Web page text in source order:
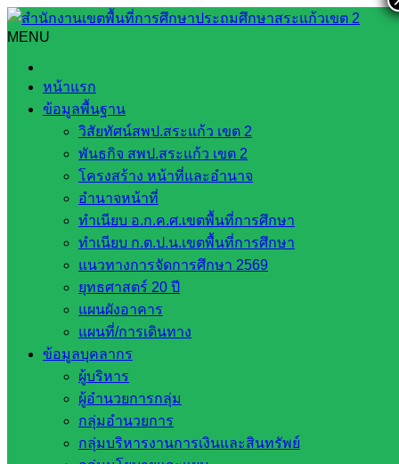
Skip
to
content
MENU
หน้าแรก
ข้อมูลพื้นฐาน
วิสัยทัศน์สพป.สระแก้ว เขต 2
พันธกิจ สพป.สระแก้ว เขต 2
โครงสร้าง หน้าที่และอำนาจ
อำนาจหน้าที่
ทำเนียบ อ.ก.ค.ศ.เขตพื้นที่การศึกษา
ทำเนียบ ก.ต.ป.น.เขตพื้นที่การศึกษา
แนวทางการจัดการศึกษา 2569
ยุทธศาสตร์ 20 ปี
แผนผังอาคาร
แผนที่/การเดินทาง
ข้อมูลบุคลากร
ผู้บริหาร
ผู้อำนวยการกลุ่ม
กลุ่มอำนวยการ
กลุ่มบริหารงานการเงินและสินทรัพย์
Search
พิธีเจริญพระพุทธมนต์เฉลิมพระเกียรติถวายพระพรชัยมงคล
พิธีเจริญพระพุทธมนต์เฉลิมพระเกียรติ
ถวายพระพรชัยมงคล
ธันวาคม 27, 2024ธันวาคม 27, 2024
ประชาสัมพันธ์ สพป.สก.2
กลุ่มอำนวยการ
วันศุกร์ ที่ 27 ธันวาคม พ.ศ. 2567 เวลา 15.00 น. นายสมคิด แตง
พรม ผู้อำนวยการสำนักงานเขตพื้นที่การศึกษาประถมศึกษา
สระแก้ว เขต 2 มอบหมายให้ นายภาณุวัฒน์ คุณเวียน รองผู้
อำนวยการสำนักงานเขตพื้นที่การศึกษาประถมศึกษาสระแก้ว
เขต 2 พร้อมด้วยบุคลากรสำนักงานเขตพื้นที่การศึกษาประถม
ศึกษาสระแก้ว เขต 2
ร่วมพิธีเจริญพระพุทธมนต์เฉลิมพระเกียรติถวายพระพร
ชัยมงคลแด่ พระบาทสมเด็จพระเจ้าอยู่หัว เนื่องในโอกาสวัน